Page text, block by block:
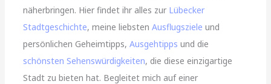
näherbringen. Hier findet ihr alles zur Lübecker
Stadtgeschichte, meine liebstenAusflugsziele und
persönlichen Geheimtipps,Ausgehtipps und die
schönsten Sehenswürdigkeiten, die diese einzigartige
Stadt zu bieten hat. Begleitet mich auf einer